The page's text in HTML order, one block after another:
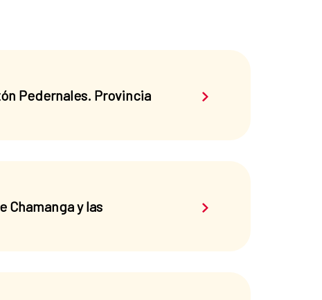
Pedernales. Provincia
Saber más sobre el
Chamanga y las
Saber más sobre el